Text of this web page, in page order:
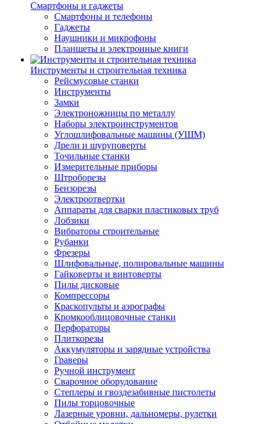
Смартфоны и гаджеты
Смартфоны и телефоны
Гаджеты
Наушники и микрофоны
Планшеты и электронные книги
Инструменты и строительная техника
Рейсмусовые станки
Инструменты
Замки
Электроножницы по металлу
Наборы электроинструментов
Углошлифовальные машины (УШМ)
Дрели и шуруповерты
Точильные станки
Измерительные приборы
Штроборезы
Бензорезы
Электроотвертки
Аппараты для сварки пластиковых труб
Лобзики
Вибраторы строительные
Рубанки
Фрезеры
Шлифовальные, полировальные машины
Гайковерты и винтоверты
Пилы дисковые
Компрессоры
Краскопульты и аэрографы
Кромкооблицовочные станки
Перфораторы
Плиткорезы
Аккумуляторы и зарядные устройства
Граверы
Ручной инструмент
Сварочное оборудование
Степлеры и гвоздезабивные пистолеты
Пилы торцовочные
Лазерные уровни, дальномеры, рулетки